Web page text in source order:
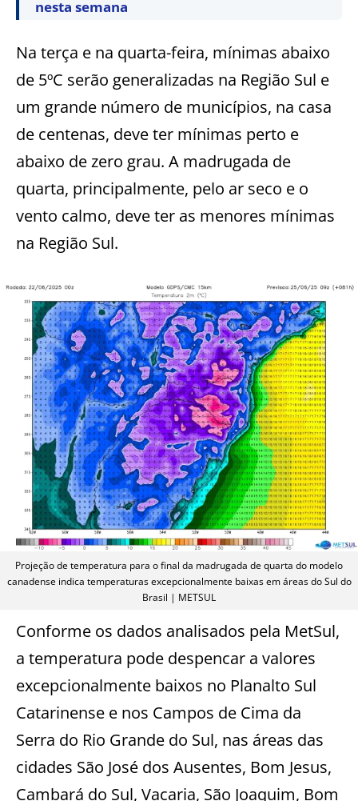
nesta semana
Na terça e na quarta-feira, mínimas abaixo
de 5ºC serão generalizadas na Região Sul e
um grande número de municípios, na casa
de centenas, deve ter mínimas perto e
abaixo de zero grau. A madrugada de
quarta, principalmente, pelo ar seco e o
vento calmo, deve ter as menores mínimas
na Região Sul.
Projeção de temperatura para o final da madrugada de quarta do modelo
canadense indica temperaturas excepcionalmente baixas em áreas do Sul do
Brasil | METSUL
Conforme os dados analisados pela MetSul,
a temperatura pode despencar a valores
excepcionalmente baixos no Planalto Sul
Catarinense e nos Campos de Cima da
Serra do Rio Grande do Sul, nas áreas das
cidades São José dos Ausentes, Bom Jesus,
Cambará do Sul, Vacaria, São Joaquim, Bom